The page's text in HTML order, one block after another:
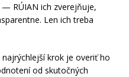
RÚIAN ich zverejňuje,
Len ich treba
krok je overiť ho
od skutočných